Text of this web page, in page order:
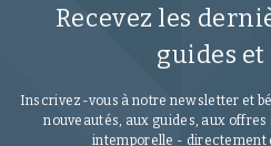
Recevez les
guides
Inscrivez-vous à notre newsletter et
nouveautés, aux guides, aux
intemporelle - directement